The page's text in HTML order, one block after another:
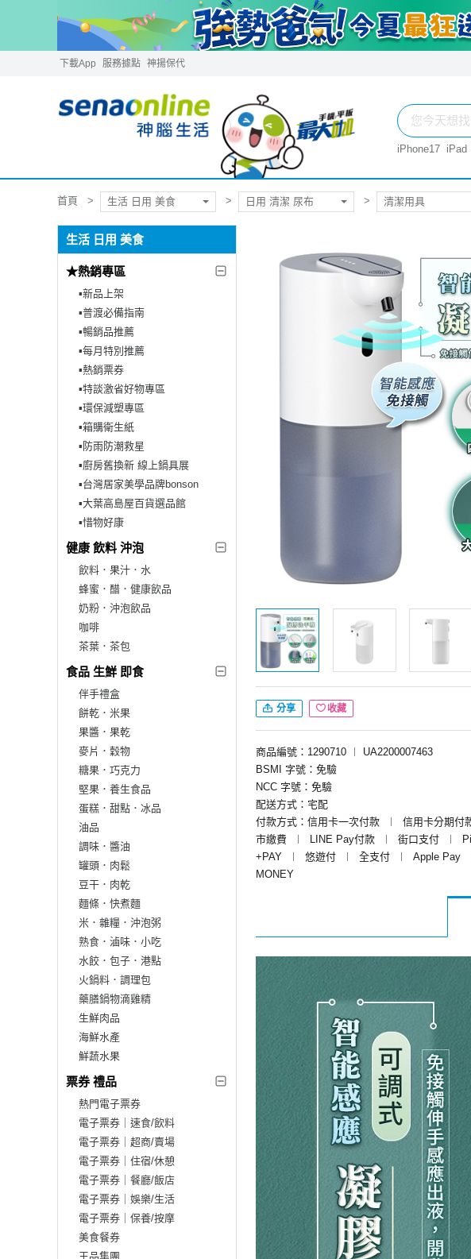
下載App 服務據點 神揚保代
iPhone17 iPad
首頁 生活 日用 美食 日用 清潔 尿布 清潔用具
生活 日用 美食
★熱銷專區
▪︎新品上架
▪︎普渡必備指南
▪︎暢銷品推薦
▪︎每月特別推薦
▪︎熱銷票券
▪︎特談激省好物專區
▪︎環保減塑專區
▪︎箱購衛生紙
▪︎防雨防潮救星
▪︎廚房舊換新 線上鍋具展
▪︎台灣居家美學品牌bonson
▪︎大葉高島屋百貨選品館
▪︎惜物好康
健康 飲料 沖泡
飲料．果汁．水
蜂蜜．醋．健康飲品
奶粉．沖泡飲品
咖啡
茶葉．茶包
食品 生鮮 即食
伴手禮盒
餅乾．米果
果醬．果乾
麥片．穀物
糖果．巧克力
堅果．養生食品
蛋糕．甜點．冰品
油品
調味．醬油
罐頭．肉鬆
豆干．肉乾
麵條．快煮麵
米．雜糧．沖泡粥
熟食．滷味．小吃
水餃．包子．港點
火鍋料．調理包
藥膳鍋物滴雞精
生鮮肉品
海鮮水產
鮮蔬水果
票券 禮品
熱門電子票券
電子票券｜速食/飲料
電子票券｜超商/賣場
電子票券｜住宿/休憩
電子票券｜餐廳/飯店
電子票券｜娛樂/生活
電子票券｜保養/按摩
美食餐券
王品集團
分享 收藏
商品編號：1290710 ︱
UA2200007463
BSMI 字號：免驗
NCC 字號：免驗
配送方式：宅配
付款方式：信用卡一次付款
︱ 信用卡分期付
市繳費
︱ LINE Pay付款 ︱ 街口支付 ︱
+PAY
︱ 悠遊付 ︱ 全支付 ︱ Apple Pay
MONEY